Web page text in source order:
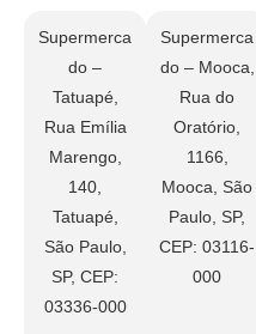
Supermerca
do –
Tatuapé,
Rua Emília
Marengo,
140,
Tatuapé,
São Paulo,
SP, CEP:
03336-000
Supermerca
do – Mooca,
Rua do
Oratório,
1166,
Mooca, São
Paulo, SP,
CEP: 03116-
000